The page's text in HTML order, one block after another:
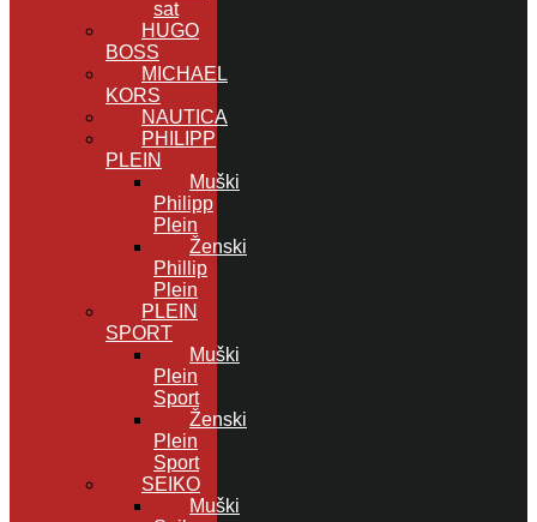
sat
HUGO
BOSS
MICHAEL
KORS
NAUTICA
PHILIPP
PLEIN
Muški
Philipp
Plein
Ženski
Phillip
Plein
PLEIN
SPORT
Muški
Plein
Sport
Ženski
Plein
Sport
SEIKO
Muški